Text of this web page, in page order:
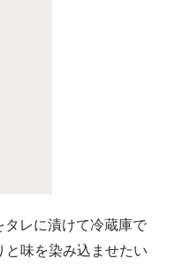
レに漬けて冷蔵庫で
と味を染み込ませたい